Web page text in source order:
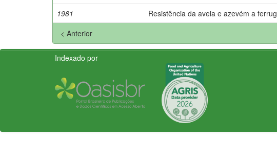
1981
Resistência da aveia e azevém a
< Anterior
Indexado por